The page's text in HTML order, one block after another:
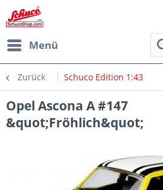
Menü
Zurück Schuco Edition 1:43
Opel Ascona A #147
&quot;Fröhlich&quot;